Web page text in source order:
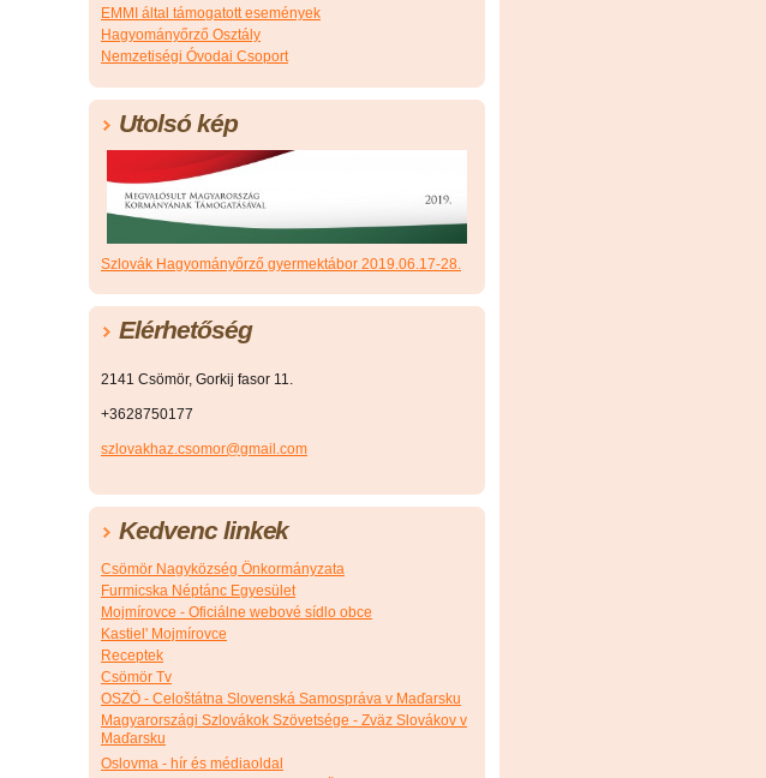
EMMI által támogatott események
Hagyományőrző Osztály
Nemzetiségi Óvodai Csoport
Utolsó kép
Szlovák Hagyományőrző gyermektábor 2019.06.17-28.
Elérhetőség
2141 Csömör, Gorkij fasor 11.
+3628750177
szlovakhaz.csomor@gmail.com
Kedvenc linkek
Csömör Nagyközség Önkormányzata
Furmicska Néptánc Egyesület
Mojmírovce - Oficiálne webové sídlo obce
Kastiel' Mojmírovce
Receptek
Csömör Tv
OSZÖ - Celoštátna Slovenská Samospráva v Maďarsku
Magyarországi Szlovákok Szövetsége - Zväz Slovákov v
Maďarsku
Oslovma - hír és médiaoldal